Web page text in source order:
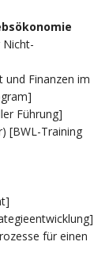
Nicht-
und Finanzen im
Führung]
[BWL-Training
für einen